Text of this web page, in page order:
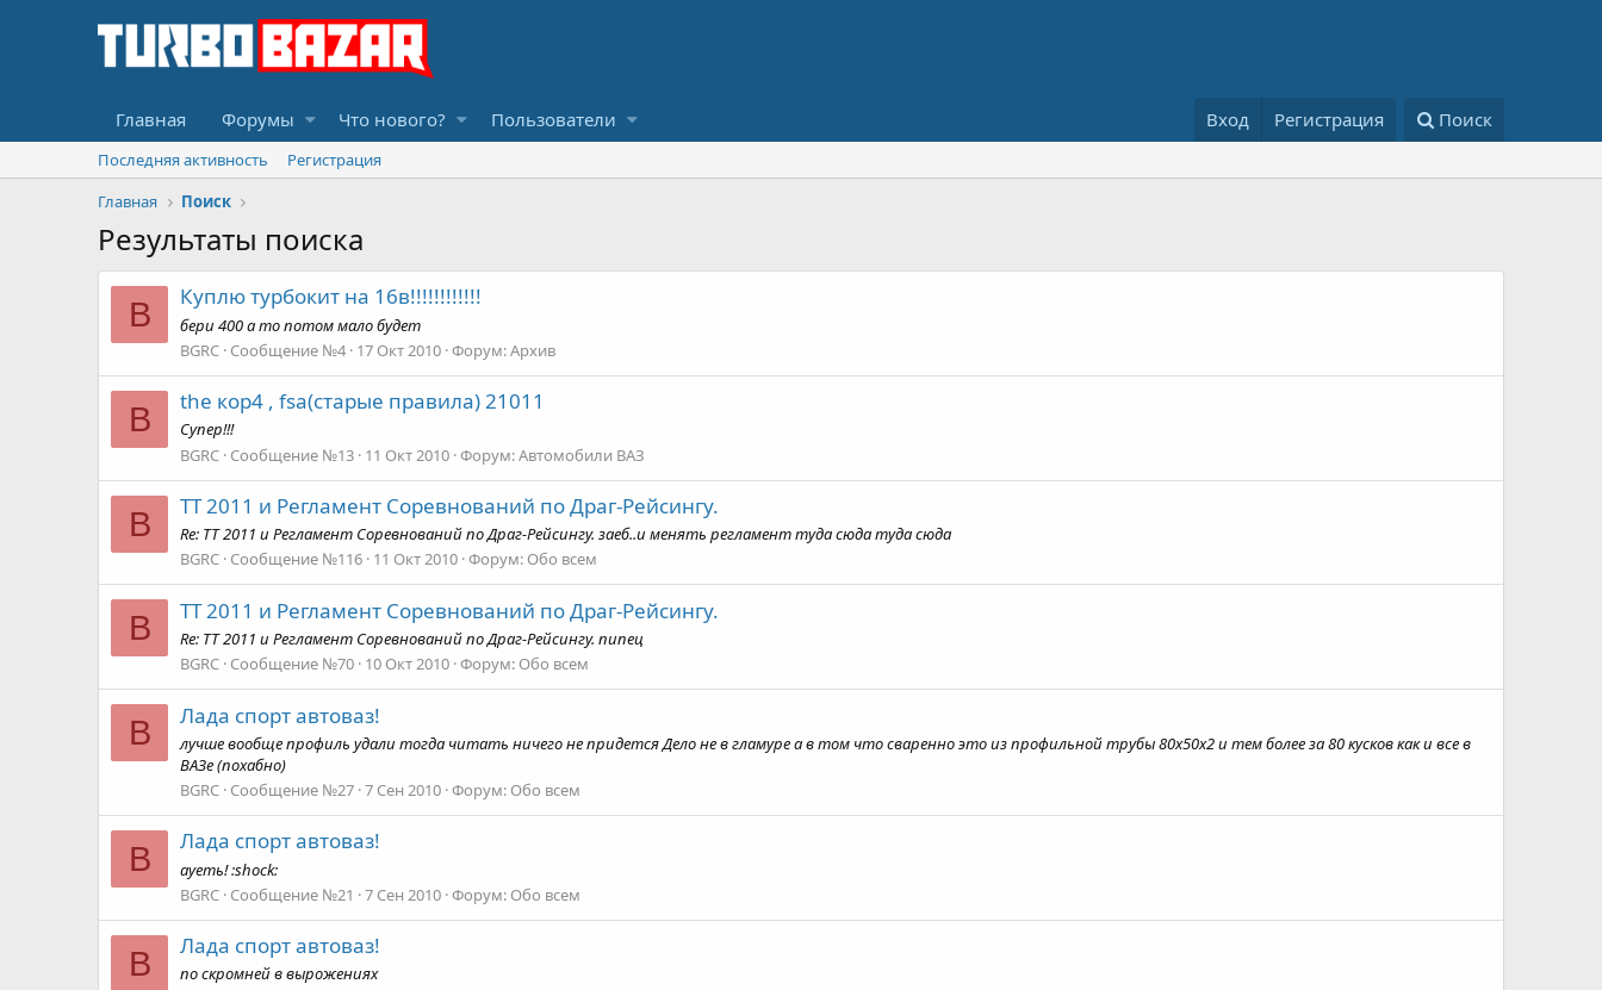
Главная Форумы Что нового? Пользователи Вход Регистрация Поиск
Последняя активность
Регистрация
Главная
Поиск
Результаты поиска
B Куплю турбокит на 16в!!!!!!!!!!!!
бери 400 а то потом мало будет
BGRC Сообщение №4 17 Окт 2010 Форум:Архив
B the кор4 , fsa(старые правила) 21011
Супер!!!
BGRC Сообщение №13 11 Окт 2010 Форум:Автомобили ВАЗ
B ТТ 2011 и Регламент Соревнований по Драг-Рейсингу.
Re: ТТ 2011 и Регламент Соревнований по Драг-Рейсингу. заеб..и менять регламент туда сюда туда сюда
BGRC Сообщение №116 11 Окт 2010 Форум: Обо всем
B ТТ 2011 и Регламент Соревнований по Драг-Рейсингу.
Re: ТТ 2011 и Регламент Соревнований по Драг-Рейсингу. пипец
BGRC Сообщение №70 10 Окт 2010 Форум: Обо всем
B Лада спорт автоваз!
лучше вообще профиль удали тогда читать ничего не придется Дело не в гламуре а в том что сваренно это из профильной трубы 80х50х2 и тем более за 80 кусков как и все в
ВАЗе (похабно)
BGRC Сообщение №27 7 Сен 2010 Форум: Обо всем
B Лада спорт автоваз!
ауеть! :shock:
BGRC Сообщение №21 7 Сен 2010 Форум: Обо всем
B Лада спорт автоваз!
по скромней в вырожениях